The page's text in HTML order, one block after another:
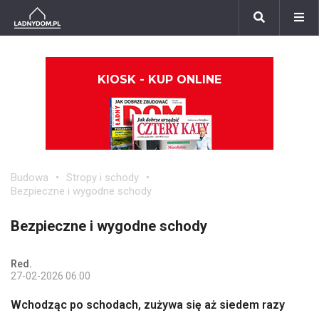
KIOSK - KUP ONLINE
Budowa
Stropy i schody
Bezpieczne i wygodne schody
Bezpieczne i wygodne schody
Red.
27-02-2026 06:00
Wchodząc po schodach, zużywa się aż siedem razy